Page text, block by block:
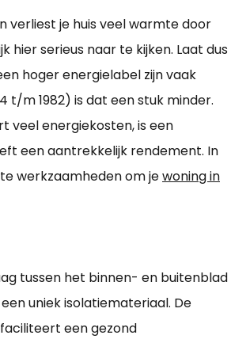
verliest je huis veel warmte door
hier serieus naar te kijken. Laat dus
hoger energielabel zijn vaak
t/m 1982) is dat een stuk minder.
veel energiekosten, is een
een aantrekkelijk rendement. In
werkzaamheden om jewoning in
tussen het binnen- en buitenblad
uniek isolatiemateriaal. De
een gezond